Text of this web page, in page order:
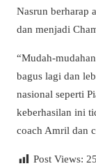
Nasrun berharap
dan menjadi
“Mudah-
bagus lagi dan
nasional seperti
keberhasilan ini
coach Amril dan
Post Views: